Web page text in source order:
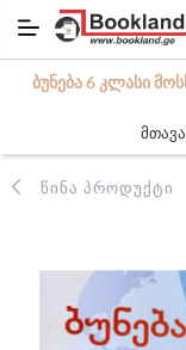
ᲑᲣᲜᲔᲑᲐ 6 ᲙᲚᲐᲡᲘ
ᲬᲘᲜᲐ ᲞᲠᲝᲓᲣᲥᲢᲘ